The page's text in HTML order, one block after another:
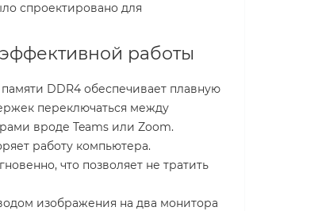
спроектировано для
работы
DDR4 обеспечивает плавную
переключаться между
вроде Teams или Zoom.
работу компьютера.
что позволяет не тратить
изображения на два монитора